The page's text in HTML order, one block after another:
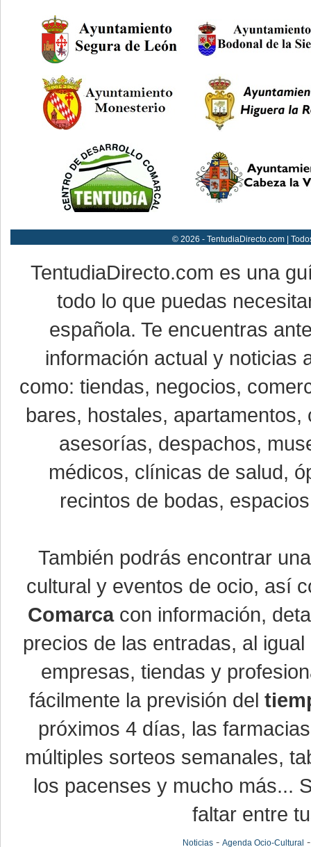
© 2026 - TentudiaDirecto.com |
TentudiaDirecto.com es una
todo lo que puedas
española. Te encuentras
información actual y noticias
como: tiendas, negocios,
bares, hostales,
asesorías, despachos,
médicos, clínicas de salud,
recintos de bodas,
También podrás encontrar
cultural y eventos de ocio, así
Comarcacon información,
precios de las entradas, al
empresas, tiendas y
fácilmente la previsión del
próximos 4 días, las
múltiples sorteos semanales,
los pacenses y mucho más...
faltar entre
Noticias -Agenda Ocio-Cultural